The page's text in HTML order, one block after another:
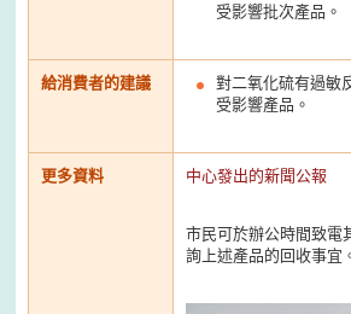
受影響批次產品。
給消費者的建議
對二氧化硫有過敏
受影響產品。
更多資料 中心發出的新聞公報
市民可於辦公時間致電
詢上述產品的回收事宜